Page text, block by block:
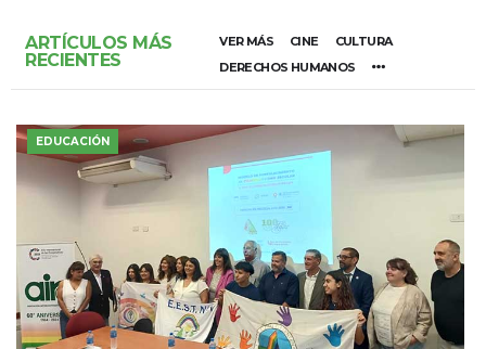
ARTÍCULOS MÁS
RECIENTES
VER MÁS CINE
CULTURA
DERECHOS HUMANOS
EDUCACIÓN